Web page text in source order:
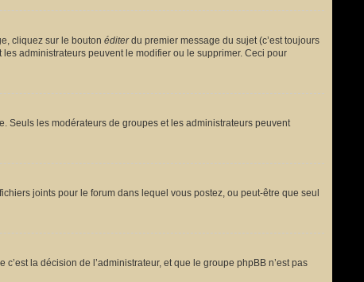
cliquez sur le bouton éditerdu premier message du sujet (c’est toujours
administrateurs peuvent le modifier ou le supprimer. Ceci pour
Seuls les modérateurs de groupes et les administrateurs peuvent
joints pour le forum dans lequel vous postez, ou peut-être que seul
la décision de l’administrateur, et que le groupe phpBB n’est pas